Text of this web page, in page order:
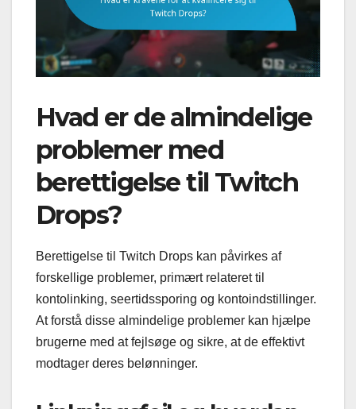
Hvad er de almindelige
problemer med
berettigelse til Twitch
Drops?
Berettigelse til Twitch Drops kan påvirkes af
forskellige problemer, primært relateret til
kontolinking, seertidssporing og kontoindstillinger.
At forstå disse almindelige problemer kan hjælpe
brugerne med at fejlsøge og sikre, at de effektivt
modtager deres belønninger.